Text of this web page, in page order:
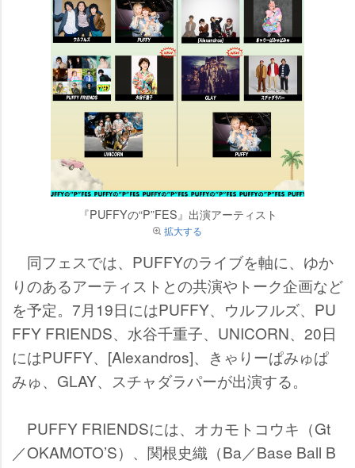
『PUFFYの“P”FES』出演アーティスト
拡大する
同フェスでは、PUFFYのライブを軸に、ゆか
りのあるアーティストとの共演やトーク企画など
を予定。7月19日にはPUFFY、ウルフルズ、PU
FFY FRIENDS、水谷千重子、UNICORN、20日
にはPUFFY、[Alexandros]、きゃりーぱみゅぱ
みゅ、GLAY、スチャダラパーが出演する。
PUFFY FRIENDSには、オカモトコウキ（Gt
／OKAMOTO’S）、関根史織（Ba／Base Ball B